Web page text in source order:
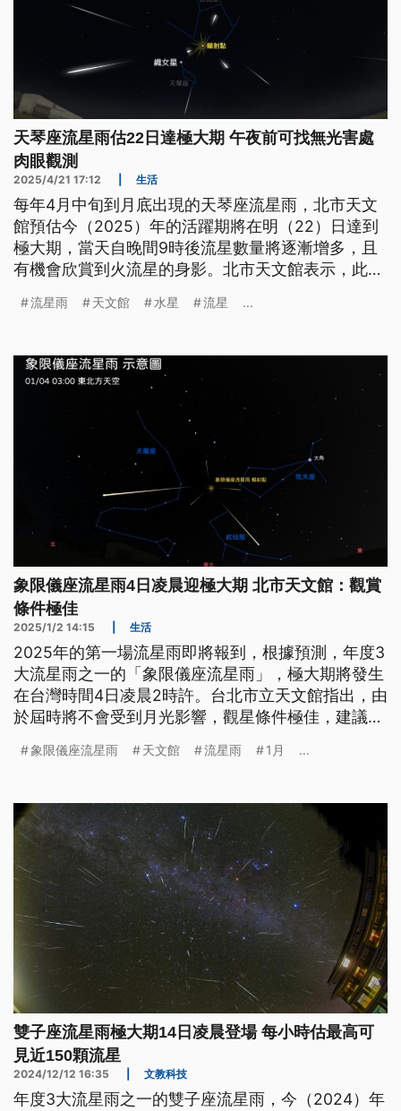
天琴座流星雨估22日達極大期 午夜前可找無光害處
肉眼觀測
2025/4/21 17:12 生活
每年4月中旬到月底出現的天琴座流星雨，北市天文
館預估今（2025）年的活躍期將在明（22）日達到
極大期，當天自晚間9時後流星數量將逐漸增多，且
有機會欣賞到火流星的身影。北市天文館表示，此次
視野開闊、遠離光害的地方觀星。
流星雨 天文館 水星 流星 ...
象限儀座流星雨4日凌晨迎極大期 北市天文館：觀賞
條件極佳
2025/1/2 14:15 生活
2025年的第一場流星雨即將報到，根據預測，年度3
大流星雨之一的「象限儀座流星雨」，極大期將發生
在台灣時間4日凌晨2時許。台北市立天文館指出，由
於屆時將不會受到月光影響，觀星條件極佳，建議民
視野開闊的地點，以肉眼捕捉年度首場天文美景。
象限儀座流星雨 天文館 流星雨 1月 ...
雙子座流星雨極大期14日凌晨登場 每小時估最高可
見近150顆流星
2024/12/12 16:35 文教科技
年度3大流星雨之一的雙子座流星雨，今（2024）年